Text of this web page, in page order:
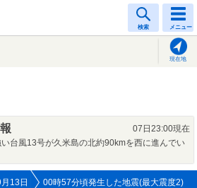
検索 メニュー
現在地
07日23:00現在
台風13号が久米島の北約90kmを西に進んでい
13日 00時57分頃発生した地震(最大震度2)